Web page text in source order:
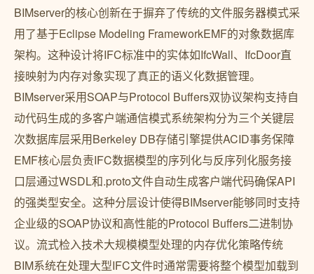
BIMserver的核心创新在于摒弃了传统的文件服务器模式采
用了基于Eclipse Modeling FrameworkEMF的对象数据库
架构。这种设计将IFC标准中的实体如IfcWall、IfcDoor直
接映射为内存对象实现了真正的语义化数据管理。
BIMserver采用SOAP与Protocol Buffers双协议架构支持自
动代码生成的多客户端通信模式系统架构分为三个关键层
次数据库层采用Berkeley DB存储引擎提供ACID事务保障
EMF核心层负责IFC数据模型的序列化与反序列化服务接
口层通过WSDL和.proto文件自动生成客户端代码确保API
的强类型安全。这种分层设计使得BIMserver能够同时支持
企业级的SOAP协议和高性能的Protocol Buffers二进制协
议。流式检入技术大规模模型处理的内存优化策略传统
BIM系统在处理大型IFC文件时通常需要将整个模型加载到